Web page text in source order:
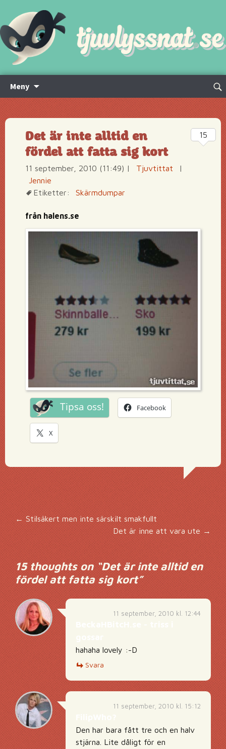
Meny
innehåll
Sök
Det är inte alltid en
fördel att fatta sig kort
11 september, 2010 (11:49) | Tjuvtittat
|
Jennie
Etiketter:
Skärmdumpar
från halens.se
Tipsa oss! Facebook
X
15
Inläggsnavigering
← Stilsäkert men inte särskilt smakfullt
Det är inne att vara ute →
15 thoughts on “Det är inte alltid en
fördel att fatta sig kort”
11 september, 2010 kl. 12:44
hahaha lovely :-D
Svara
11 september, 2010 kl. 15:12
Den har bara fått tre och en halv
stjärna. Lite dåligt för en